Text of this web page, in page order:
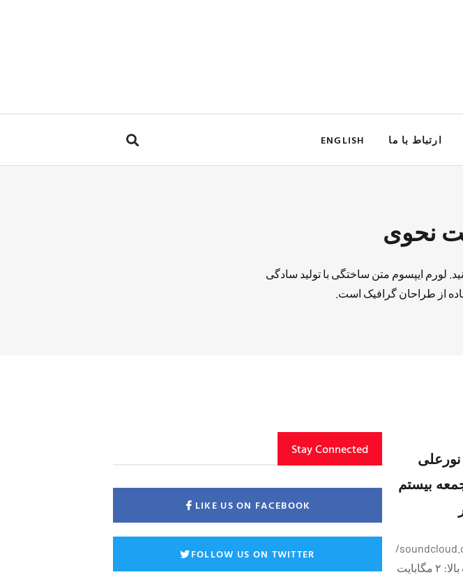
ارتباط با ما ENGLISH
لورم ایپسوم متن ساختگی با تولید سادگی
از طراحان گرافیک است.
بيستم
Stay Connected
LIKE US ON FACEBOOK
FOLLOW US ON TWITTER